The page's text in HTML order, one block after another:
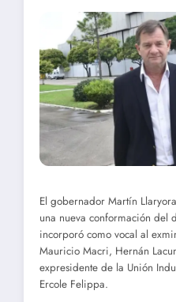
El gobernador Martín
una nueva conformación del
incorporó como vocal al
Mauricio Macri, Hernán
expresidente de la Unión
Ercole Felippa.